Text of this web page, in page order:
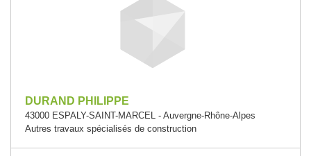
DURAND PHILIPPE
43000 ESPALY-SAINT-MARCEL - Auvergne-Rhône-Alpes
Autres travaux spécialisés de construction